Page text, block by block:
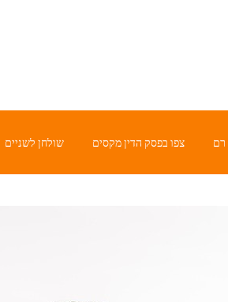
רם צפו בפסק הדין מקסים שולחן לשניים